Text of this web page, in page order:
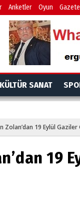
Anketler Oyun
KÜLTÜR SANAT
Zolan’dan 19 Eylül Gaziler
19